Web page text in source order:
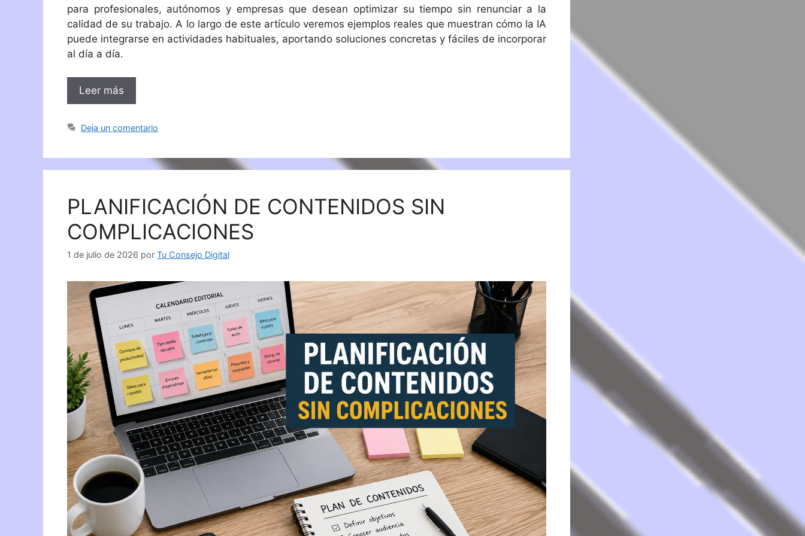
para profesionales, autónomos y empresas que desean optimizar su tiempo sin renunciar a la
calidad de su trabajo. A lo largo de este artículo veremos ejemplos reales que muestran cómo la IA
puede integrarse en actividades habituales, aportando soluciones concretas y fáciles de incorporar
al día a día.
Leer más
Deja un comentario
PLANIFICACIÓN DE CONTENIDOS SIN
COMPLICACIONES
1 de julio de 2026 por Tu Consejo Digital